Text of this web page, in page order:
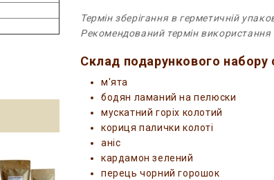
Термін зберігання в герметичній
Рекомендований термін використання
Склад подарункового набору
м'ята
бодян ламаний на пелюски
мускатний горіх колотий
кориця палички колоті
аніс
кардамон зелений
перець чорний горошок